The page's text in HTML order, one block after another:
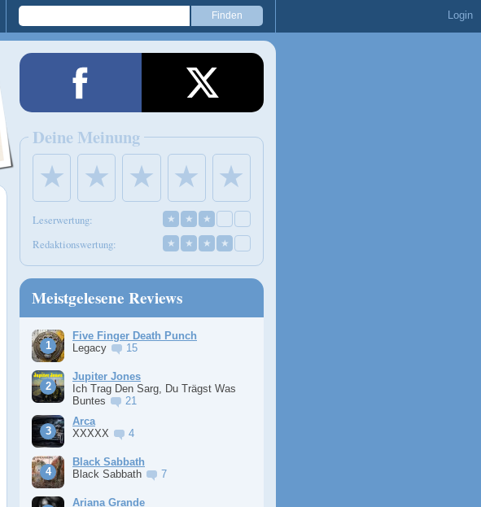
Login
Deine Meinung
★ ★ ★ ★ ★
Leserwertung: ★ ★ ★
Redaktionswertung: ★ ★ ★ ★
Meistgelesene Reviews
Five Finger Death Punch
Legacy
15
Jupiter Jones
Ich Trag Den Sarg, Du Trägst Was
Buntes
21
Arca
XXXXX
4
Black Sabbath
Black Sabbath
7
Ariana Grande